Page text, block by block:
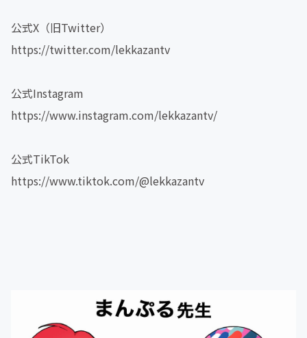
公式X（旧Twitter）
https://twitter.com/lekkazantv
公式Instagram
https://www.instagram.com/lekkazantv/
公式TikTok
https://www.tiktok.com/@lekkazantv